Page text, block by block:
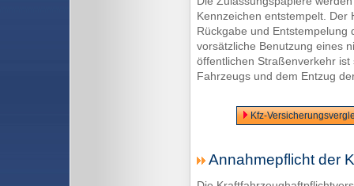
Kennzeichen entstempelt. Der
Rückgabe und Entstempelung
vorsätzliche Benutzung eines
öffentlichen Straßenverkehr
Fahrzeugs und dem Entzug
Kfz-
Annahmepflicht der